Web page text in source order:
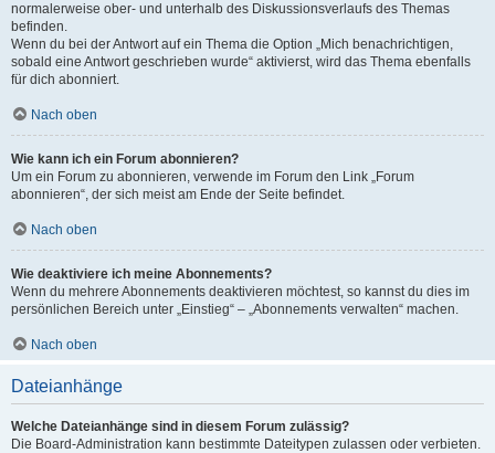
normalerweise ober- und unterhalb des Diskussionsverlaufs des Themas
befinden.
Wenn du bei der Antwort auf ein Thema die Option „Mich benachrichtigen,
sobald eine Antwort geschrieben wurde“ aktivierst, wird das Thema ebenfalls
für dich abonniert.
Nach oben
Wie kann ich ein Forum abonnieren?
Um ein Forum zu abonnieren, verwende im Forum den Link „Forum
abonnieren“, der sich meist am Ende der Seite befindet.
Nach oben
Wie deaktiviere ich meine Abonnements?
Wenn du mehrere Abonnements deaktivieren möchtest, so kannst du dies im
persönlichen Bereich unter „Einstieg“ – „Abonnements verwalten“ machen.
Nach oben
Dateianhänge
Welche Dateianhänge sind in diesem Forum zulässig?
Die Board-Administration kann bestimmte Dateitypen zulassen oder verbieten.